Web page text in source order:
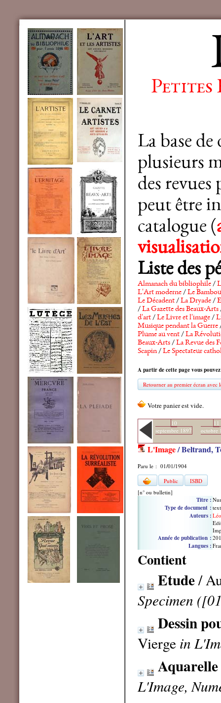
Petites
La base
plusieurs
des revues
peut être
catalogue (
Liste des
Almanach du bibliophile/
L'Art moderne/Le Bambou
Le Décadent/La Dryade/
/La Gazette des Beaux-Arts
d'art/Le Livre et l'image/
Musique pendant la Guerre
Plume au vent/La
Beaux-Arts/La Revue des
Scapin/Le Spectateur
A partir de cette page vous
Retourner au premier écran avec
10
septembre 1897
11
octobre
L'Image/ Beltrand,
Paru le : 01/01/1904
Public
ISBD
[n° ou bulletin]
Titre :
Type de document :
Auteurs :
Année de publication :
Langues :
Contient
Etude/
Specimen
Dessin
Vierge in
L'Image,